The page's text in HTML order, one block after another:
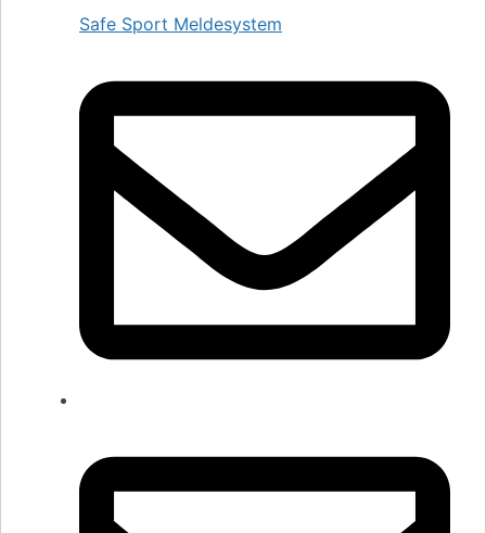
Safe Sport Meldesystem